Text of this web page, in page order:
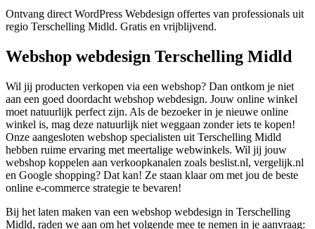
Ontvang direct WordPress Webdesign offertes van professionals uit
regio Terschelling Midld. Gratis en vrijblijvend.
Webshop webdesign Terschelling Midld
Wil jij producten verkopen via een webshop? Dan ontkom je niet
aan een goed doordacht webshop webdesign. Jouw online winkel
moet natuurlijk perfect zijn. Als de bezoeker in je nieuwe online
winkel is, mag deze natuurlijk niet weggaan zonder iets te kopen!
Onze aangesloten webshop specialisten uit Terschelling Midld
hebben ruime ervaring met meertalige webwinkels. Wil jij jouw
webshop koppelen aan verkoopkanalen zoals beslist.nl, vergelijk.nl
en Google shopping? Dat kan! Ze staan klaar om met jou de beste
online e-commerce strategie te bevaren!
Bij het laten maken van een webshop webdesign in Terschelling
Midld, raden we aan om het volgende mee te nemen in je aanvraag: